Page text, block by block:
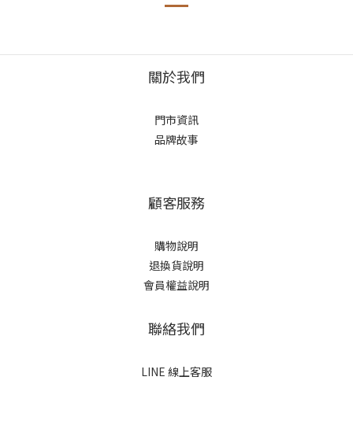
關於我們
門市資訊
品牌故事
顧客服務
購物說明
退換貨說明
會員權益說明
聯絡我們
LINE 線上客服